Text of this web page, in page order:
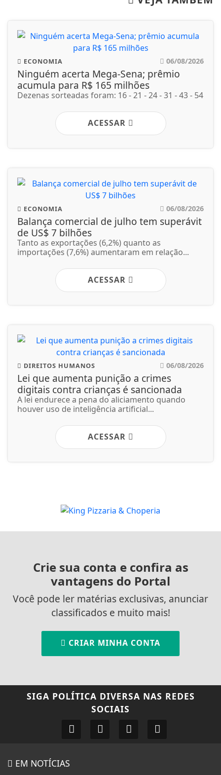
ECONOMIA 06/08/2026
Ninguém acerta Mega-Sena; prêmio
acumula para R$ 165 milhões
Dezenas sorteadas foram: 16 - 21 - 24 - 31 - 43 - 54
ACESSAR
ECONOMIA 06/08/2026
Balança comercial de julho tem superávit
de US$ 7 bilhões
Tanto as exportações (6,2%) quanto as
importações (7,6%) aumentaram em relação...
ACESSAR
DIREITOS HUMANOS 06/08/2026
Lei que aumenta punição a crimes
digitais contra crianças é sancionada
A lei endurece a pena do aliciamento quando
houver uso de inteligência artificial...
ACESSAR
Crie sua conta e confira as
vantagens do Portal
Você pode ler matérias exclusivas, anunciar
classificados e muito mais!
CRIAR MINHA CONTA
SIGA POLÍTICA DIVERSA NAS REDES
SOCIAIS
EM NOTÍCIAS